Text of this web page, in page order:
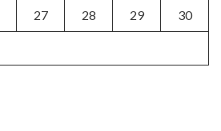
27 28 29 30